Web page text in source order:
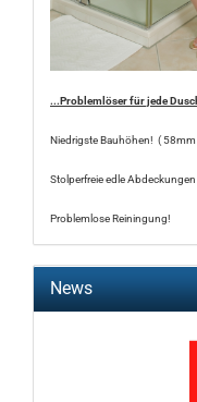
...Problemlöser für jede
Niedrigste Bauhöhen! (
Stolperfreie edle
Problemlose Reiningung!
News